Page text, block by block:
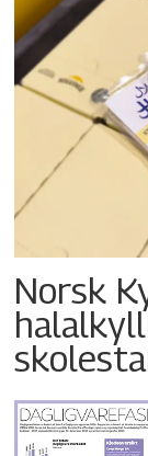
Norsk